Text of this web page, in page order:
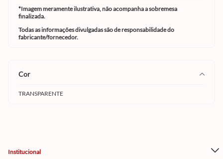
*Imagem meramente ilustrativa, não acompanha a sobremesa
finalizada.
Todas as informações divulgadas são de responsabilidade do
fabricante/fornecedor.
cor
TRANSPARENTE
Institucional